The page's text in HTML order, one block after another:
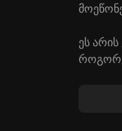
ეს